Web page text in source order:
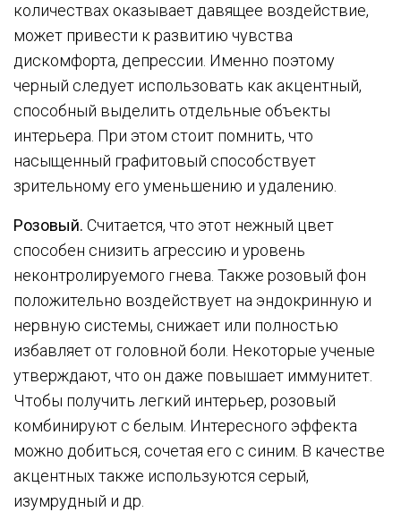
количествах оказывает давящее воздействие,
может привести к развитию чувства
дискомфорта, депрессии. Именно поэтому
черный следует использовать как акцентный,
способный выделить отдельные объекты
интерьера. При этом стоит помнить, что
насыщенный графитовый способствует
зрительному его уменьшению и удалению.
Розовый. Считается, что этот нежный цвет
способен снизить агрессию и уровень
неконтролируемого гнева. Также розовый фон
положительно воздействует на эндокринную и
нервную системы, снижает или полностью
избавляет от головной боли. Некоторые ученые
утверждают, что он даже повышает иммунитет.
Чтобы получить легкий интерьер, розовый
комбинируют с белым. Интересного эффекта
можно добиться, сочетая его с синим. В качестве
акцентных также используются серый,
изумрудный и др.